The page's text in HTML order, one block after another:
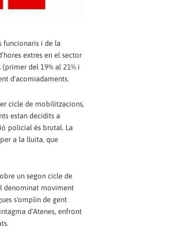
funcionaris i de la
extres en el sector
del 19% al 21% i
d'acomiadaments.
cicle de mobilitzacions,
estan decidits a
policial és brutal. La
a la lluita, que
un segon cicle de
denominat moviment
s'omplin de gent
d'Atenes, enfront